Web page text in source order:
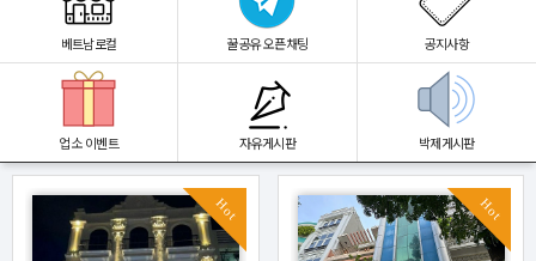
베트남로컬 꿀공유 오픈채팅 공지사항
업소 이벤트 자유게시판 박제게시판
Hot Hot